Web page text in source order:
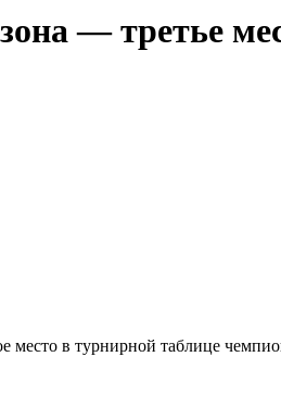
— третье
место в турнирной таблице